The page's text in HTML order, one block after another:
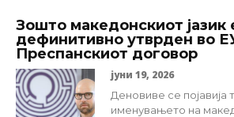
Зошто македонскиот јазик
дефинитивно утврден во
Преспанскиот договор
јуни 19, 2026
Деновиве се појавија
именувањето на